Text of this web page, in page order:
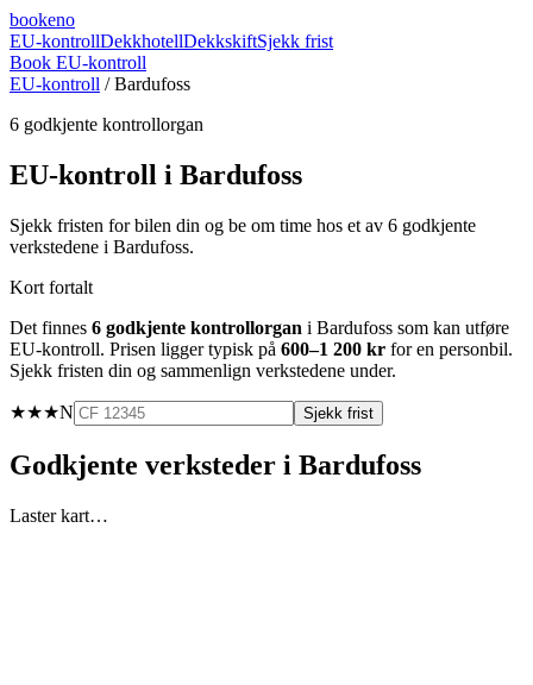
bookeno
EU-kontrollDekkhotellDekkskiftSjekk frist
Book EU-kontroll
EU-kontroll /Bardufoss
6 godkjente kontrollorgan
EU-kontroll i Bardufoss
Sjekk fristen for bilen din og be om time hos et av 6 godkjente
verkstedene i Bardufoss.
Kort fortalt
Det finnes 6 godkjente kontrollorgan i Bardufoss som kan utføre
EU-kontroll. Prisen ligger typisk på 600–1 200 kr for en personbil.
Sjekk fristen din og sammenlign verkstedene under.
★★★N Sjekk frist
Godkjente verksteder i Bardufoss
Laster kart…